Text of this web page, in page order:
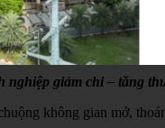
nghiệp giảm chi – tăng
không gian mở,